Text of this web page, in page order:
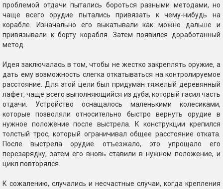
проблемой отдачи пытались бороться разными методами, но
чаще всего орудие пытались привязать к чему-нибудь на
корабле. Изначально его выкатывали как можно дальше и
привязывали к борту корабля. Затем появился доработанный
метод.
Идея заключалась в том, чтобы не жестко закреплять оружие, а
дать ему возможность слегка откатываться на контролируемое
расстояние. Для этой цели был придуман тяжелый деревянный
лафет, чаще всего выполняющийся из дуба, который гасил часть
отдачи. Устройство оснащалось маленькими колесиками,
которые позволяли относительно быстро вернуть орудие в
нужное положение после выстрела. К конструкции крепился
толстый трос, который ограничивал общее расстояние отката.
После выстрела орудие отъезжало, это упрощало его
перезарядку, затем его вновь ставили в нужном положение, и
цикл повторялся.
К сожалению, случались и несчастные случаи, когда крепления